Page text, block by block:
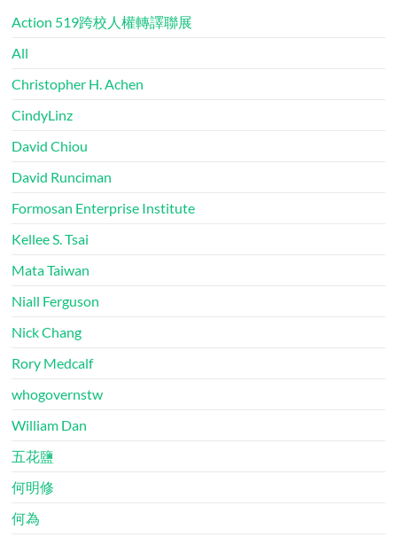
Action 519跨校人權轉譯聯展
All
Christopher H. Achen
CindyLinz
David Chiou
David Runciman
Formosan Enterprise Institute
Kellee S. Tsai
Mata Taiwan
Niall Ferguson
Nick Chang
Rory Medcalf
whogovernstw
William Dan
五花鹽
何明修
何為